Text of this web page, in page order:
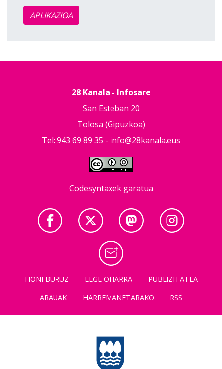
APLIKAZIOA
28 Kanala - Infosare
San Esteban 20
Tolosa (Gipuzkoa)
Tel: 943 69 89 35 - info@28kanala.eus
Codesyntaxek garatua
HONI BURUZ LEGE OHARRA
PUBLIZITATEA
ARAUAK
HARREMANETARAKO RSS